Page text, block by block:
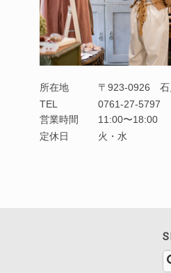
所在地
〒923-0926 石
TEL
0761-27-5797
営業時間
11:00〜18:00
定休日
火・水